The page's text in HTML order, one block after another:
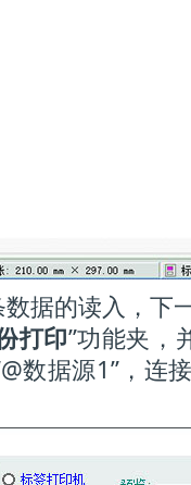
据的读入，下
打印”功能夹，
数据源1”，连